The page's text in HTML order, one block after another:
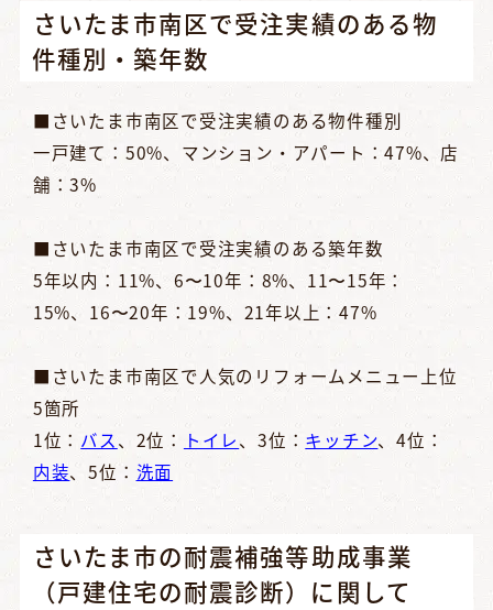
さいたま市南区で受注実績のある物
件種別・築年数
■さいたま市南区で受注実績のある物件種別
一戸建て：50%、マンション・アパート：47%、店
舗：3%
■さいたま市南区で受注実績のある築年数
5年以内：11%、6〜10年：8%、11〜15年：
15%、16〜20年：19%、21年以上：47%
■さいたま市南区で人気のリフォームメニュー上位
5箇所
1位： バス 、2位： トイレ、3位： キッチン、4位：
内装、5位： 洗面
さいたま市の耐震補強等助成事業
（戸建住宅の耐震診断）に関して